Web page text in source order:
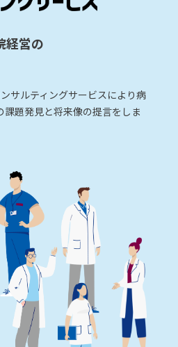
経営の
サルティングサービスにより病
題発見と将来像の提言をしま